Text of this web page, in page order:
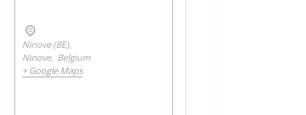
Ninove (BE),
Ninove, Belgium
+ Google Maps